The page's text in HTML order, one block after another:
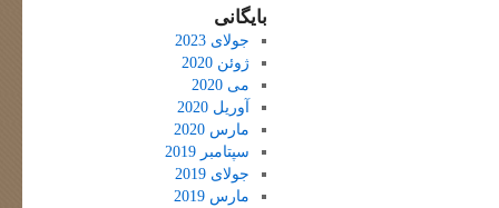
بایگانی
جولای 2023
ژوئن 2020
می 2020
آوریل 2020
مارس 2020
سپتامبر 2019
جولای 2019
مارس 2019